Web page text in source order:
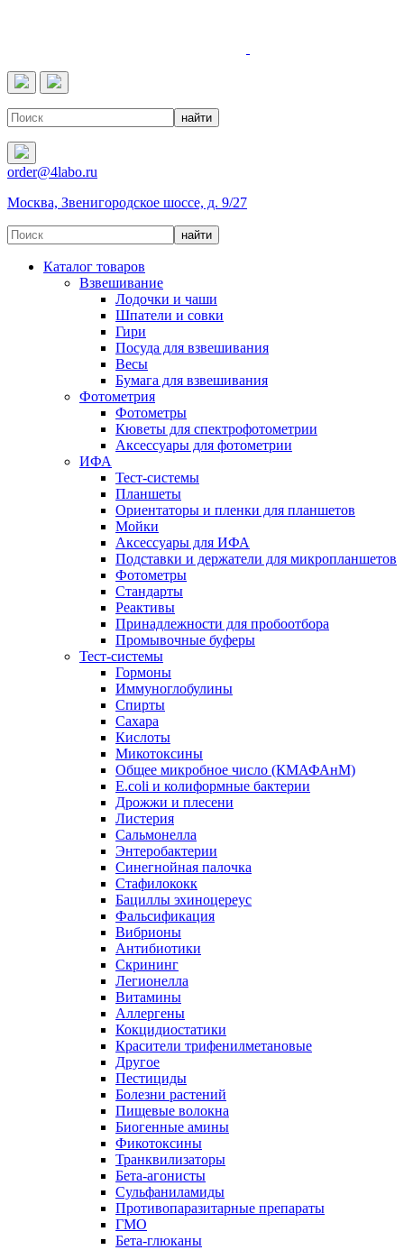
order@4labo.ru
Москва, Звенигородское шоссе, д. 9/27
Каталог товаров
Взвешивание
Лодочки и чаши
Шпатели и совки
Гири
Посуда для взвешивания
Весы
Бумага для взвешивания
Фотометрия
Фотометры
Кюветы для спектрофотометрии
Аксессуары для фотометрии
ИФА
Тест-системы
Планшеты
Ориентаторы и пленки для планшетов
Мойки
Аксессуары для ИФА
Подставки и держатели для микропланшетов
Фотометры
Стандарты
Реактивы
Принадлежности для пробоотбора
Промывочные буферы
Тест-системы
Гормоны
Иммуноглобулины
Спирты
Сахара
Кислоты
Микотоксины
Общее микробное число (КМАФАнМ)
E.coli и колиформные бактерии
Дрожжи и плесени
Листерия
Сальмонелла
Энтеробактерии
Синегнойная палочка
Стафилококк
Бациллы эхиноцереус
Фальсификация
Вибрионы
Антибиотики
Скрининг
Легионелла
Витамины
Аллергены
Кокцидиостатики
Красители трифенилметановые
Другое
Пестициды
Болезни растений
Пищевые волокна
Биогенные амины
Фикотоксины
Транквилизаторы
Бета-агонисты
Сульфаниламиды
Противопаразитарные препараты
ГМО
Бета-глюканы